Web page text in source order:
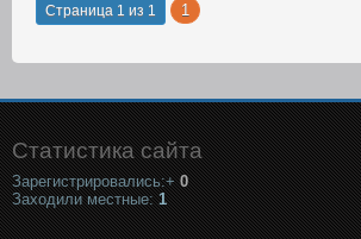
Страница 1 из 1 1
Статистика сайта
Зарегистрировались:+ 0
Заходили местные: 1